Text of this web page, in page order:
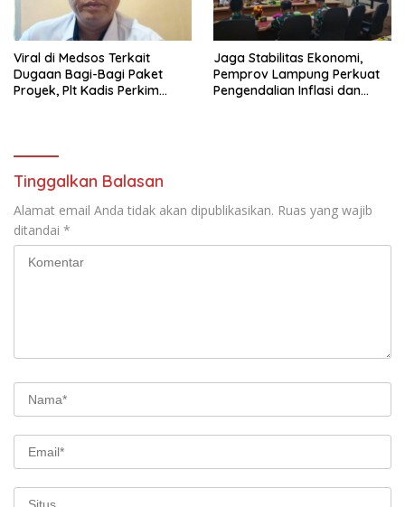
Viral di Medsos Terkait
Dugaan Bagi-Bagi Paket
Proyek, Plt Kadis Perkim
Jaga Stabilitas Ekonomi,
Pemprov Lampung Perkuat
Pengendalian Inflasi dan
Tinggalkan Balasan
Alamat email Anda tidak akan dipublikasikan. Ruas yang wajib
ditandai *